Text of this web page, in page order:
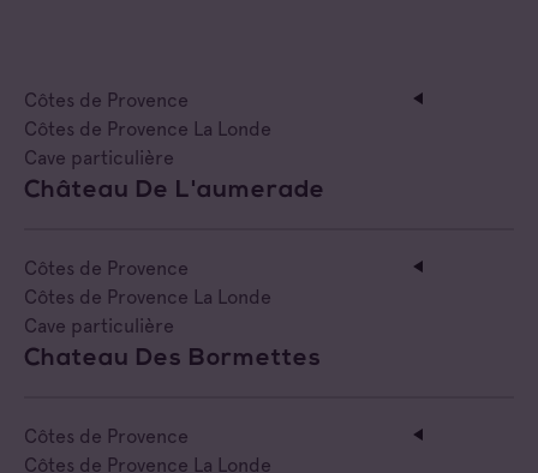
Côtes de Provence Notre Dame des Anges
Côtes de Provence Pierrefeu
Cave particulière
Négoce vinificateur
Négociant Etranger
Négociant Extérieur
Côtes de Provence
Côtes de Provence La Londe
Cave particulière
Château De L'aumerade
Côtes de Provence
Côtes de Provence La Londe
Cave particulière
Chateau Des Bormettes
Côtes de Provence
Côtes de Provence La Londe